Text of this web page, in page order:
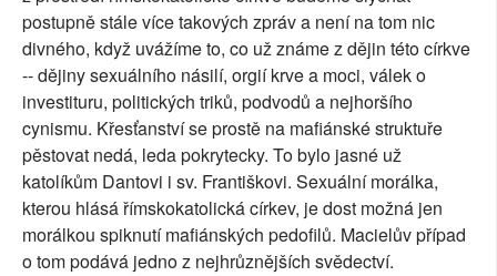
postupně stále více takových zpráv a není na tom nic
divného, když uvážíme to, co už známe z dějin této církve
-- dějiny sexuálního násilí, orgií krve a moci, válek o
investituru, politických triků, podvodů a nejhoršího
cynismu. Křesťanství se prostě na mafiánské struktuře
pěstovat nedá, leda pokrytecky. To bylo jasné už
katolíkům Dantovi i sv. Františkovi. Sexuální morálka,
kterou hlásá římskokatolická církev, je dost možná jen
morálkou spiknutí mafiánských pedofilů. Macielův případ
o tom podává jedno z nejhrůznějších svědectví.